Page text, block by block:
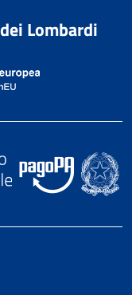
Lombardi